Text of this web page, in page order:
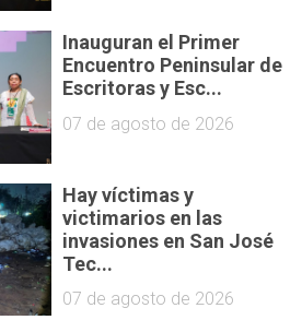
Inauguran el Primer
Encuentro Peninsular de
Escritoras y Esc...
07 de agosto de 2026
Hay víctimas y
victimarios en las
invasiones en San José
Tec...
07 de agosto de 2026